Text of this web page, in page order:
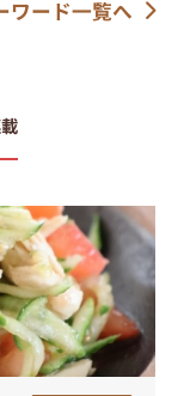
ワード一覧へ